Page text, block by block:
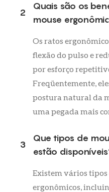
2
Quais são os
mouse
Os ratos
flexão do pulso e
por esforço repetitivo
Freqüentemente,
postura natural da
uma pegada mais
3
Que tipos de
estão
Existem vários tipos
ergonômicos,